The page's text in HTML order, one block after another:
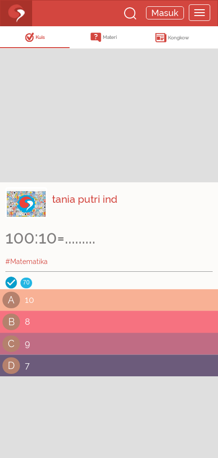
Masuk
Kuis Materi Kongkow
tania putri ind
100:10=.........
#Matematika
70
A 10
B 8
C 9
D 7